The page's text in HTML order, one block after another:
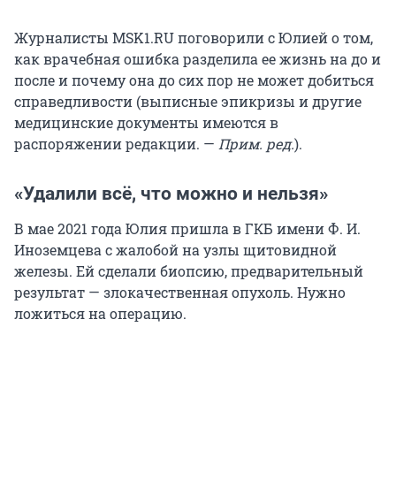
Журналисты MSK1.RU поговорили с Юлией о том,
как врачебная ошибка разделила ее жизнь на до и
после и почему она до сих пор не может добиться
справедливости (выписные эпикризы и другие
медицинские документы имеются в
распоряжении редакции. — Прим. ред.).
«Удалили всё, что можно и нельзя»
В мае 2021 года Юлия пришла в ГКБ имени Ф. И.
Иноземцева с жалобой на узлы щитовидной
железы. Ей сделали биопсию, предварительный
результат — злокачественная опухоль. Нужно
ложиться на операцию.